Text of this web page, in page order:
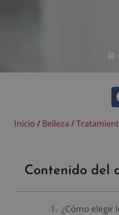
Inicio / Belleza /
Contenido del
¿Cómo elegir